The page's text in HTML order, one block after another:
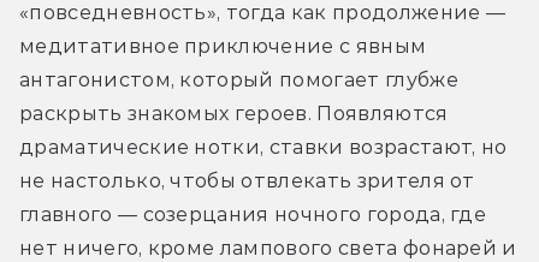
«повседневность», тогда как продолжение —
медитативное приключение с явным
антагонистом, который помогает глубже
раскрыть знакомых героев. Появляются
драматические нотки, ставки возрастают, но
не настолько, чтобы отвлекать зрителя от
главного — созерцания ночного города, где
нет ничего, кроме лампового света фонарей и